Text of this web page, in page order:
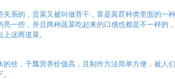
系的，贡菜又被叫做苔干，算是莴苣种类里面的一
一些，并且两种蔬菜吃起来的口感也都是不一样的
这两道菜。
丝，干瓢营养价值高，且制作方法简单方便，被人